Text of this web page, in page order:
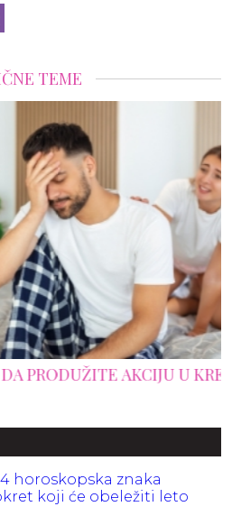
TEME
AKCIJU U KREVETU